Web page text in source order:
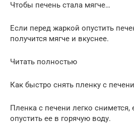
Чтобы печень стала мягче…
Если перед жаркой опустить
получится мягче и вкуснее.
Читать полностью
Как быстро снять пленку с
Пленка с печени легко снимется,
опустить ее в горячую воду.